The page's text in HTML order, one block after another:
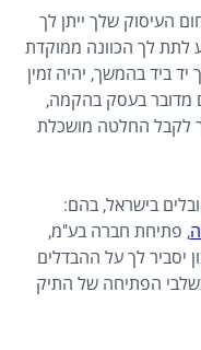
העיסוק שלך ייתן לך
לתת לך הכוונה ממוקדת
ביד בהמשך, יהיה זמין
מדובר בעסק בהקמה,
לקבל החלטה מושכלת
בישראל, בהם:
, פתיחת חברה בע"מ,
יסביר לך על ההבדלים
בשלבי הפתיחה של התיק